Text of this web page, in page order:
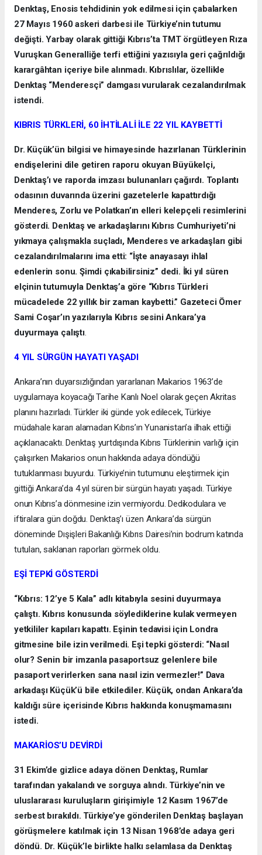
Denktaş, Enosis tehdidinin yok edilmesi için çabalarken
27 Mayıs 1960 askeri darbesi ile Türkiye’nin tutumu
değişti. Yarbay olarak gittiği Kıbrıs’ta TMT örgütleyen Rıza
Vuruşkan Generalliğe terfi ettiğini yazısıyla geri çağrıldığı
karargâhtan içeriye bile alınmadı. Kıbrıslılar, özellikle
Denktaş “Menderesçi” damgası vurularak cezalandırılmak
istendi.
KIBRIS TÜRKLERİ, 60 İHTİLALİ İLE 22 YIL KAYBETTİ
Dr. Küçük’ün bilgisi ve himayesinde hazırlanan Türklerinin
endişelerini dile getiren raporu okuyan Büyükelçi,
Denktaş’ı ve raporda imzası bulunanları çağırdı. Toplantı
odasının duvarında üzerini gazetelerle kapattırdığı
Menderes, Zorlu ve Polatkan’ın elleri kelepçeli resimlerini
gösterdi. Denktaş ve arkadaşlarını Kıbrıs Cumhuriyeti’ni
yıkmaya çalışmakla suçladı, Menderes ve arkadaşları gibi
cezalandırılmalarını ima etti: “İşte anayasayı ihlal
edenlerin sonu. Şimdi çıkabilirsiniz” dedi. İki yıl süren
elçinin tutumuyla Denktaş’a göre “Kıbrıs Türkleri
mücadelede 22 yıllık bir zaman kaybetti.” Gazeteci Ömer
Sami Coşar’ın yazılarıyla Kıbrıs sesini Ankara’ya
duyurmaya çalıştı.
4 YIL SÜRGÜN HAYATI YAŞADI
Ankara’nın duyarsızlığından yararlanan Makarios 1963’de
uygulamaya koyacağı Tarihe Kanlı Noel olarak geçen Akritas
planını hazırladı. Türkler iki günde yok edilecek, Türkiye
müdahale kararı alamadan Kıbrıs’ın Yunanistan’a ilhak ettiği
açıklanacaktı. Denktaş yurtdışında Kıbrıs Türklerinin varlığı için
çalışırken Makarios onun hakkında adaya döndüğü
tutuklanması buyurdu. Türkiye’nin tutumunu eleştirmek için
gittiği Ankara’da 4 yıl süren bir sürgün hayatı yaşadı. Türkiye
onun Kıbrıs’a dönmesine izin vermiyordu. Dedikodulara ve
iftiralara gün doğdu. Denktaş’ı üzen Ankara’da sürgün
döneminde Dışişleri Bakanlığı Kıbrıs Dairesi’nin bodrum katında
tutulan, saklanan raporları görmek oldu.
EŞİ TEPKİ GÖSTERDİ
“Kıbrıs: 12’ye 5 Kala” adlı kitabıyla sesini duyurmaya
çalıştı. Kıbrıs konusunda söylediklerine kulak vermeyen
yetkililer kapıları kapattı. Eşinin tedavisi için Londra
gitmesine bile izin verilmedi. Eşi tepki gösterdi: “Nasıl
olur? Senin bir imzanla pasaportsuz gelenlere bile
pasaport verirlerken sana nasıl izin vermezler!” Dava
arkadaşı Küçük’ü bile etkilediler. Küçük, ondan Ankara’da
kaldığı süre içerisinde Kıbrıs hakkında konuşmamasını
istedi.
MAKARİOS’U DEVİRDİ
31 Ekim’de gizlice adaya dönen Denktaş, Rumlar
tarafından yakalandı ve sorguya alındı. Türkiye’nin ve
uluslararası kuruluşların girişimiyle 12 Kasım 1967’de
serbest bırakıldı. Türkiye’ye gönderilen Denktaş başlayan
görüşmelere katılmak için 13 Nisan 1968’de adaya geri
döndü. Dr. Küçük’le birlikte halkı selamlasa da Denktaş